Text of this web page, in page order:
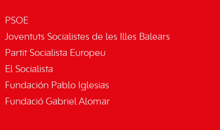
PSOE
Joventuts Socialistes de les Illes Balears
Partit Socialista Europeu
El Socialista
Fundación Pablo Iglesias
Fundació Gabriel Alomar